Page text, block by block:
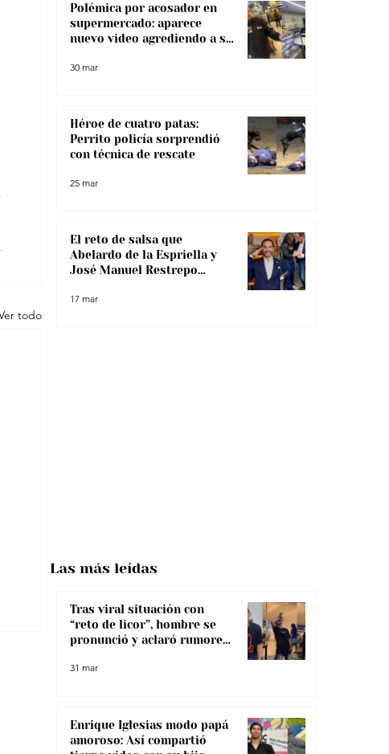
todo
Polémica por acosador en
supermercado: aparece
nuevo video agrediendo a su
30 mar
Héroe de cuatro patas:
Perrito policía sorprendió
con técnica de rescate
25 mar
El reto de salsa que
Abelardo de la Espriella y
José Manuel Restrepo
17 mar
Tras viral situación con
“reto de licor”, hombre se
pronunció y aclaró rumores
31 mar
Enrique Iglesias modo papá
amoroso: Así compartió
Las más leídas